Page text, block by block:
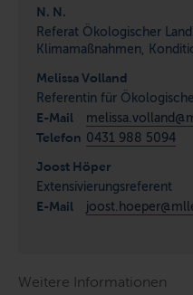
N. N.
Referat Ökologischer
Klimamaßnahmen,
Melissa Volland
Referentin für
E-Mail
Telefon 0431 988 5094
Joost Höper
Extensivierungsreferent
E-Mail
Weitere Informationen